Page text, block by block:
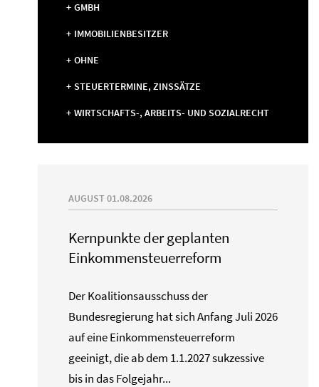
GMBH
IMMOBILIENBESITZER
OHNE
STEUERTERMINE, ZINSSÄTZE
WIRTSCHAFTS-, ARBEITS- UND SOZIALRECHT
AUGUST 01.08.2026
Kernpunkte der geplanten
Einkommensteuerreform
Der Koalitionsausschuss der
Bundesregierung hat sich Anfang Juli 2026
auf eine Einkommensteuerreform
geeinigt, die ab dem 1.1.2027 sukzessive
bis in das Folgejahr...